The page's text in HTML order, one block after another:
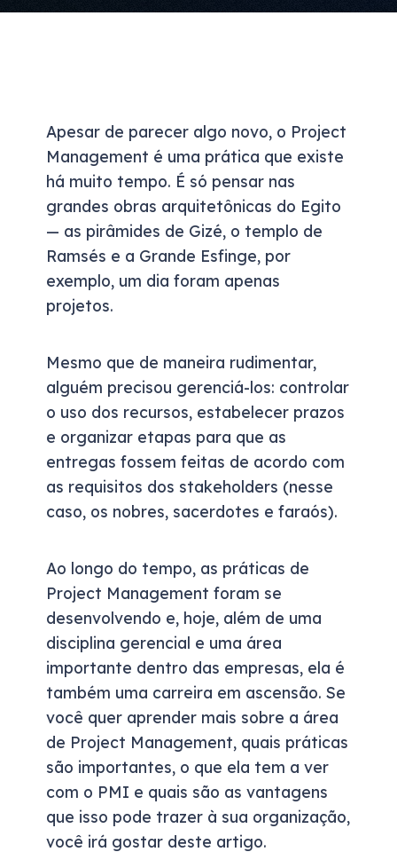
Apesar de parecer algo novo, o Project
Management é uma prática que existe
há muito tempo. É só pensar nas
grandes obras arquitetônicas do Egito
— as pirâmides de Gizé, o templo de
Ramsés e a Grande Esfinge, por
exemplo, um dia foram apenas
projetos.
Mesmo que de maneira rudimentar,
alguém precisou gerenciá-los: controlar
o uso dos recursos, estabelecer prazos
e organizar etapas para que as
entregas fossem feitas de acordo com
as requisitos dos stakeholders (nesse
caso, os nobres, sacerdotes e faraós).
Ao longo do tempo, as práticas de
Project Management foram se
desenvolvendo e, hoje, além de uma
disciplina gerencial e uma área
importante dentro das empresas, ela é
também uma carreira em ascensão. Se
você quer aprender mais sobre a área
de Project Management, quais práticas
são importantes, o que ela tem a ver
com o PMI e quais são as vantagens
que isso pode trazer à sua organização,
você irá gostar deste artigo.